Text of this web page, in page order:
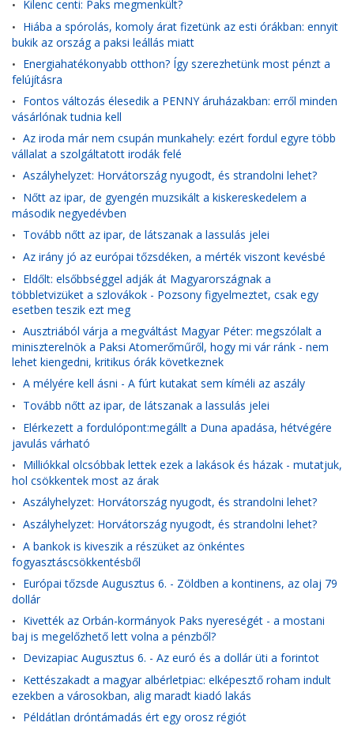
• Kilenc centi: Paks megmenkült?
• Hiába a spórolás, komoly árat fizetünk az esti órákban: ennyit
bukik az ország a paksi leállás miatt
• Energiahatékonyabb otthon? Így szerezhetünk most pénzt a
felújításra
• Fontos változás élesedik a PENNY áruházakban: erről minden
vásárlónak tudnia kell
• Az iroda már nem csupán munkahely: ezért fordul egyre több
vállalat a szolgáltatott irodák felé
• Aszályhelyzet: Horvátország nyugodt, és strandolni lehet?
• Nőtt az ipar, de gyengén muzsikált a kiskereskedelem a
második negyedévben
• Tovább nőtt az ipar, de látszanak a lassulás jelei
• Az irány jó az európai tőzsdéken, a mérték viszont kevésbé
• Eldőlt: elsőbbséggel adják át Magyarországnak a
többletvizüket a szlovákok - Pozsony figyelmeztet, csak egy
esetben teszik ezt meg
• Ausztriából várja a megváltást Magyar Péter: megszólalt a
miniszterelnök a Paksi Atomerőműről, hogy mi vár ránk - nem
lehet kiengedni, kritikus órák következnek
• A mélyére kell ásni - A fúrt kutakat sem kíméli az aszály
• Tovább nőtt az ipar, de látszanak a lassulás jelei
• Elérkezett a fordulópont:megállt a Duna apadása, hétvégére
javulás várható
• Milliókkal olcsóbbak lettek ezek a lakások és házak - mutatjuk,
hol csökkentek most az árak
• Aszályhelyzet: Horvátország nyugodt, és strandolni lehet?
• Aszályhelyzet: Horvátország nyugodt, és strandolni lehet?
• A bankok is kiveszik a részüket az önkéntes
fogyasztáscsökkentésből
• Európai tőzsde Augusztus 6. - Zöldben a kontinens, az olaj 79
dollár
• Kivették az Orbán-kormányok Paks nyereségét - a mostani
baj is megelőzhető lett volna a pénzből?
• Devizapiac Augusztus 6. - Az euró és a dollár üti a forintot
• Kettészakadt a magyar albérletpiac: elképesztő roham indult
ezekben a városokban, alig maradt kiadó lakás
• Példátlan dróntámadás ért egy orosz régiót